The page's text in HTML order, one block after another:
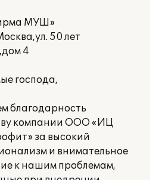
МУШ»
50 лет
4
господа,
благодарность
компании ООО «ИЦ
за высокий
и внимательное
к нашим проблемам,